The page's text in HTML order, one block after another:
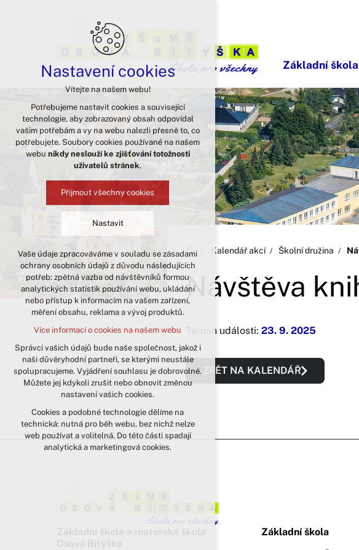
Základní škola
Kalendář akcí Školní družina
Návštěva
Termín události: 23. 9. 2025
ZPĚT NA KALENDÁŘ
Základní škola
Nastavení cookies
Vítejte na našem webu!
Potřebujeme nastavit cookies a související
technologie, aby zobrazovaný obsah odpovídal
vašim potřebám a vy na webu nalezli přesně to, co
potřebujete. Soubory cookies používané na našem
webu nikdy neslouží ke zjišťování totožnosti
uživatelů stránek.
Přijmout všechny cookies
Nastavit
Technická cookies
nutná pro provozování webu
udržení kontextu stránek (session):
případná přihlášení, volby jazyka, apod.
analytická pro anonymizované
vyhodnocení návštěvnosti
marketingová cookies (Google)
Více informací o cookies na našem webu
Přijmout všechny cookies
Odmítnout vše
Vaše údaje zpracováváme v souladu se zásadami
ochrany osobních údajů z důvodu následujících
potřeb: zpětná vazba od návštěvníků formou
analytických statistik používání webu, ukládání
nebo přístup k informacím na vašem zařízení,
měření obsahu, reklama a vývoj produktů.
Více informací o cookies na našem webu
Správci vašich údajů bude naše společnost, jakož i
naši důvěryhodní partneři, se kterými neustále
spolupracujeme. Vyjádření souhlasu je dobrovolné.
Můžete jej kdykoli zrušit nebo obnovit změnou
nastavení vašich cookies.
Cookies a podobné technologie dělíme na
technická: nutná pro běh webu, bez nichž nelze
web používat a volitelná. Do této části spadají
analytická a marketingová cookies.